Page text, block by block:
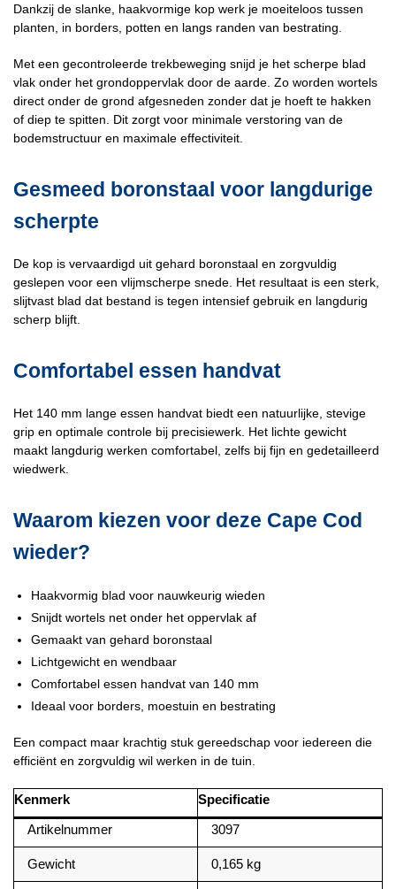
Dankzij de slanke, haakvormige kop werk je moeiteloos tussen
planten, in borders, potten en langs randen van bestrating.
Met een gecontroleerde trekbeweging snijd je het scherpe blad
vlak onder het grondoppervlak door de aarde. Zo worden wortels
direct onder de grond afgesneden zonder dat je hoeft te hakken
of diep te spitten. Dit zorgt voor minimale verstoring van de
bodemstructuur en maximale effectiviteit.
Gesmeed boronstaal voor langdurige
scherpte
De kop is vervaardigd uit gehard boronstaal en zorgvuldig
geslepen voor een vlijmscherpe snede. Het resultaat is een sterk,
slijtvast blad dat bestand is tegen intensief gebruik en langdurig
scherp blijft.
Comfortabel essen handvat
Het 140 mm lange essen handvat biedt een natuurlijke, stevige
grip en optimale controle bij precisiewerk. Het lichte gewicht
maakt langdurig werken comfortabel, zelfs bij fijn en gedetailleerd
wiedwerk.
Waarom kiezen voor deze Cape Cod
wieder?
Haakvormig blad voor nauwkeurig wieden
Snijdt wortels net onder het oppervlak af
Gemaakt van gehard boronstaal
Lichtgewicht en wendbaar
Comfortabel essen handvat van 140 mm
Ideaal voor borders, moestuin en bestrating
Een compact maar krachtig stuk gereedschap voor iedereen die
efficiënt en zorgvuldig wil werken in de tuin.
Kenmerk
Specificatie
Artikelnummer
3097
Gewicht 0,165 kg